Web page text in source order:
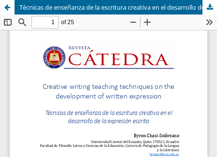
Técnicas de enseñanza de la escritura creativa en el desarrollo de la expresión escrita